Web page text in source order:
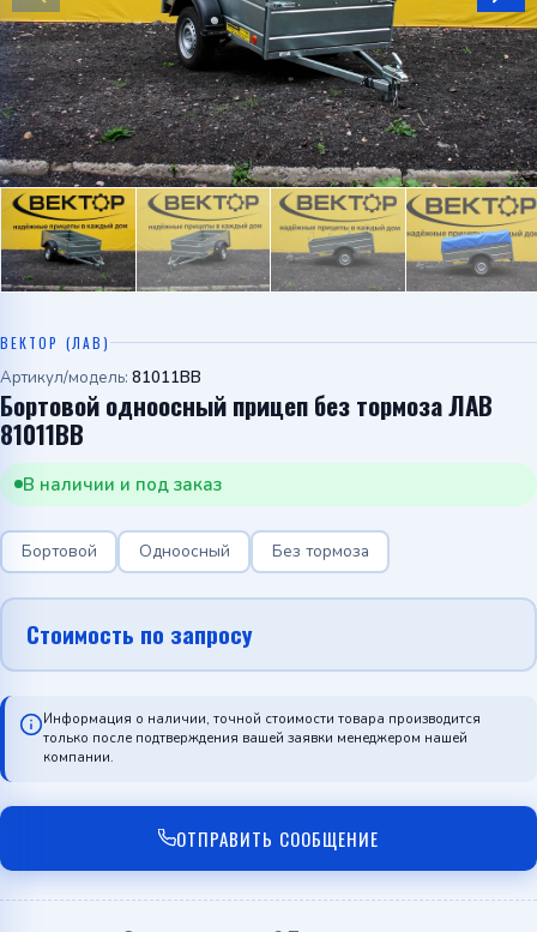
Telegram
WhatsApp
ВЕКТОР (ЛАВ)
Артикул/модель: 81011BB
Бортовой одноосный прицеп без тормоза ЛАВ
81011BB
В наличии и под заказ
Бортовой Одноосный Без тормоза
Стоимость по запросу
Информация о наличии, точной стоимости товара производится
только после подтверждения вашей заявки менеджером нашей
компании.
ОТПРАВИТЬ СООБЩЕНИЕ